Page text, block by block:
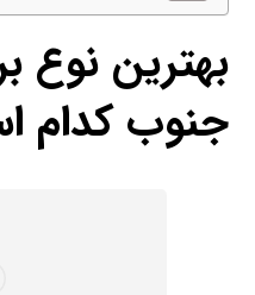
بهترین نوع
جنوب کدام